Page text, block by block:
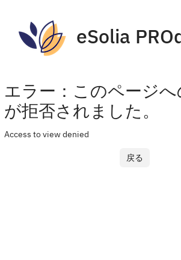
eSolia
エラー：このページ
が拒否されました。
Access to view denied
戻る